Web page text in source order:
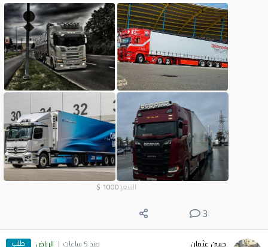
السعر 1000
$
3
حسن عثمان منذ 5 ساعات الرياض طلب